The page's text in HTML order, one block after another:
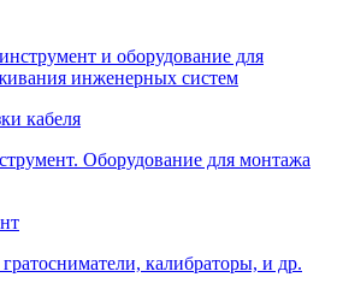
и оборудование для
инженерных систем
кабеля
Оборудование для монтажа
калибраторы, и др.